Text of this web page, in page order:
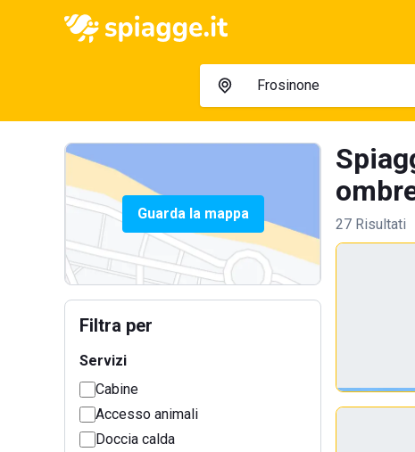
Guarda la mappa
Filtra per
Servizi
Cabine
Accesso animali
Doccia calda
27 Risultati